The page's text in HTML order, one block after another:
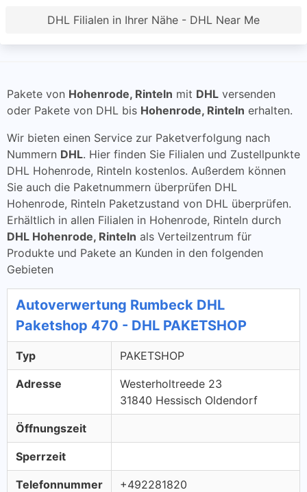
DHL Filialen in Ihrer Nähe - DHL Near Me
Pakete von Hohenrode, Rinteln mit DHL versenden
oder Pakete von DHL bis Hohenrode, Rinteln erhalten.
Wir bieten einen Service zur Paketverfolgung nach
Nummern DHL. Hier finden Sie Filialen und Zustellpunkte
DHL Hohenrode, Rinteln kostenlos. Außerdem können
Sie auch die Paketnummern überprüfen DHL
Hohenrode, Rinteln Paketzustand von DHL überprüfen.
Erhältlich in allen Filialen in Hohenrode, Rinteln durch
DHL Hohenrode, Rinteln als Verteilzentrum für
Produkte und Pakete an Kunden in den folgenden
Gebieten
Autoverwertung Rumbeck DHL
Paketshop 470 - DHL PAKETSHOP
Typ PAKETSHOP
Adresse
Westerholtreede 23
31840 Hessisch Oldendorf
Öffnungszeit
Sperrzeit
Telefonnummer +492281820